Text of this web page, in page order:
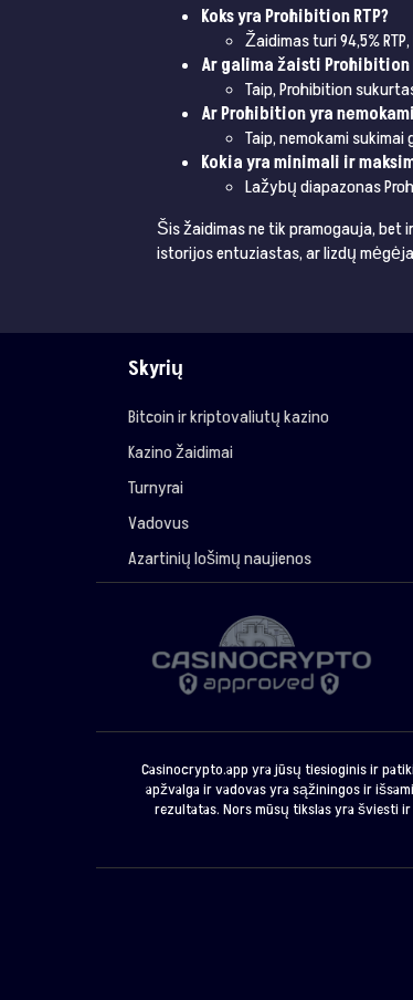
Koks yra Prohibition RTP?
Žaidimas turi 94,5%
Ar galima žaisti
Taip, Prohibition
Ar Prohibition yra
Taip, nemokami
Kokia yra minimali ir
Lažybų diapazonas
Šis žaidimas ne tik pramogauja,
istorijos entuziastas, ar lizdų
Skyrių
Bitcoin ir kriptovaliutų kazino
Kazino žaidimai
Turnyrai
Vadovus
Azartinių lošimų naujienos
Casinocrypto.app yra jūsų tiesioginis ir
apžvalga ir vadovas yra sąžiningos ir
rezultatas. Nors mūsų tikslas yra šviesti